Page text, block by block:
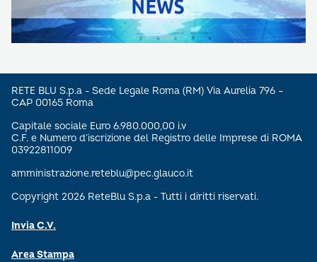
RETE BLU S.p.a - Sede Legale Roma (RM) Via Aurelia 796 –
CAP 00165 Roma
Capitale sociale Euro 6.980.000,00 i.v
C.F. e Numero d’iscrizione del Registro delle Imprese di ROMA
03922811009
amministrazione.reteblu@pec.glauco.it
Copyright 2026 ReteBlu S.p.a - Tutti i diritti riservati.
Invia C.V.
Area Stampa